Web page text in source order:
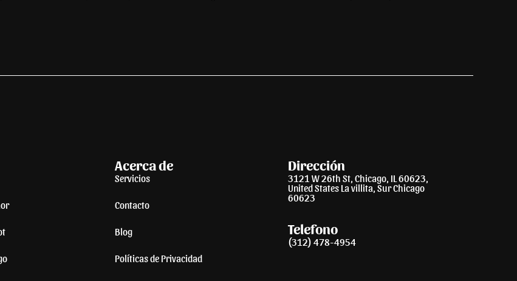
Acerca de
Servicios
Contacto
Blog
Políticas de Privacidad
Dirección
3121 W 26th St, Chicago, IL 60623,
United States La villita, Sur Chicago
60623
Telefono
(312) 478-4954